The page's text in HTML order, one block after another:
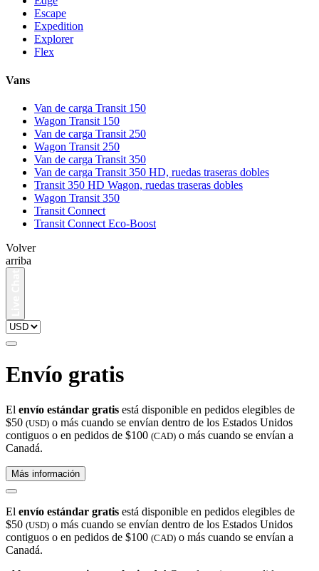
Escape
Expedition
Explorer
Flex
Vans
Van de carga Transit 150
Wagon Transit 150
Van de carga Transit 250
Wagon Transit 250
Van de carga Transit 350
Van de carga Transit 350 HD, ruedas traseras dobles
Transit 350 HD Wagon, ruedas traseras dobles
Wagon Transit 350
Transit Connect
Transit Connect Eco-Boost
Volver
arriba
Envío gratis
El envío estándar gratis está disponible en pedidos elegibles de
$50 (USD) o más cuando se envían dentro de los Estados Unidos
contiguos o en pedidos de $100 (CAD) o más cuando se envían a
Canadá.
Más información
El envío estándar gratis está disponible en pedidos elegibles de
$50 (USD) o más cuando se envían dentro de los Estados Unidos
contiguos o en pedidos de $100 (CAD) o más cuando se envían a
Canadá.